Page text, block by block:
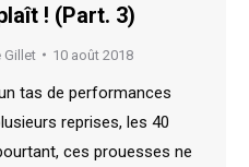
! (Part. 3)
Gillet 10 août 2018
tas de performances
reprises, les 40
ces prouesses ne